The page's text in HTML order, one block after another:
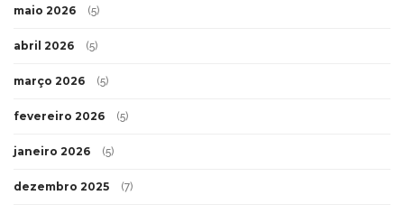
maio 2026 (5)
abril 2026 (5)
março 2026 (5)
fevereiro 2026 (5)
janeiro 2026 (5)
dezembro 2025 (7)